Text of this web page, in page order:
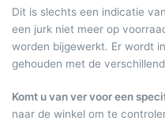
Dit is slechts een indicatie
een jurk niet meer op
worden bijgewerkt. Er wordt
gehouden met de
Komt u van ver voor een
naar de winkel om te